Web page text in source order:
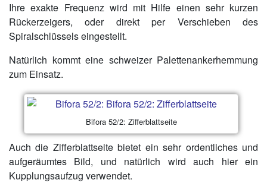
Ihre exakte Frequenz wird mit Hilfe einen sehr kurzen
Rückerzeigers, oder direkt per Verschieben des
Spiralschlüssels eingestellt.
Natürlich kommt eine schweizer Palettenankerhemmung
zum Einsatz.
Bifora 52/2: Zifferblattseite
Auch die Zifferblattseite bietet ein sehr ordentliches und
aufgeräumtes Bild, und natürlich wird auch hier ein
Kupplungsaufzug verwendet.